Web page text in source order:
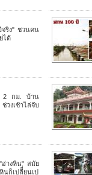
จริง" ชวนคน
ได้
2 กม. บ้าน
วงเช้าไล่จับ
อ่างหิน" สมัย
ก็เปลีี่ยนเป